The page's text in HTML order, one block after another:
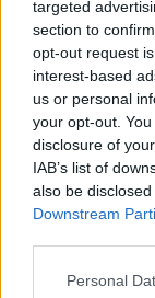
targeted
section to
opt-out request
interest-based
us or personal
your opt-out.
disclosure of
IAB’s list of
also be
Downstream
Personal
Altri articoli